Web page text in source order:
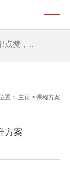
点赞，…
点赞，…
径，揭…
径，揭…
坡3招给…
置： 主页 > 课程方案
方案